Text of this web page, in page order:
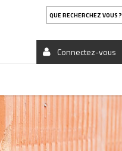
QUE RECHERCHEZ VOUS ?
Connectez-vous